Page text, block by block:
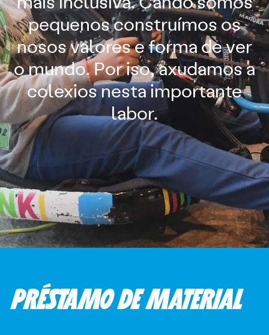
pequenos construímos os
nosos valores e forma de ver
o mundo. Por iso, axudamos a
colexios nesta importante
labor.
PRÉSTAMO DE MATERIAL